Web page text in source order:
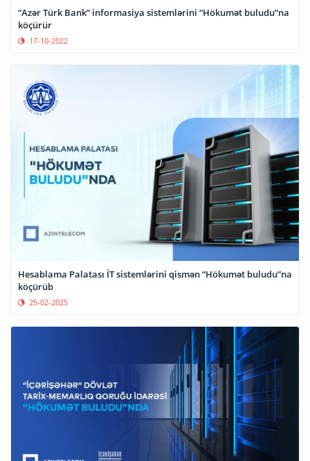
“Azər Türk Bank” informasiya sistemlərini “Hökumət buludu”na
köçürür
17-10-2022
Hesablama Palatası İT sistemlərini qismən “Hökumət buludu”na
köçürüb
25-02-2025